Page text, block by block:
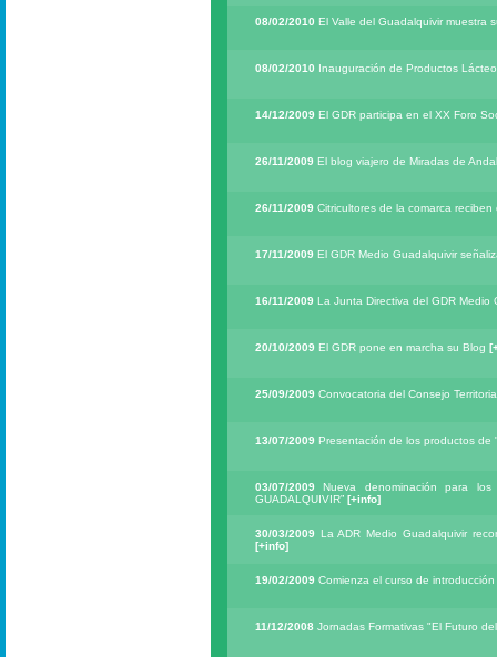
08/02/2010 El Valle del Guadalquivir muestra
08/02/2010 Inauguración de Productos
14/12/2009 El GDR participa en el XX Foro
26/11/2009 El blog viajero de Miradas de
26/11/2009 Citricultores de la comarca
17/11/2009 El GDR Medio Guadalquivir
16/11/2009 La Junta Directiva del GDR
20/10/2009 El GDR pone en marcha su Blog
25/09/2009 Convocatoria del Consejo
13/07/2009 Presentación de los productos
03/07/2009 Nueva denominación para los
GUADALQUIVIR” [+info]
30/03/2009 La ADR Medio Guadalquivir
[+info]
19/02/2009 Comienza el curso de
11/12/2008 Jornadas Formativas "El Futuro